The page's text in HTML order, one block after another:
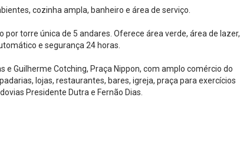
cozinha ampla, banheiro e área de serviço.
torre única de 5 andares. Oferece área verde, área de lazer,
e segurança 24 horas.
Guilherme Cotching, Praça Nippon, com amplo comércio do
lojas, restaurantes, bares, igreja, praça para exercícios
Presidente Dutra e Fernão Dias.